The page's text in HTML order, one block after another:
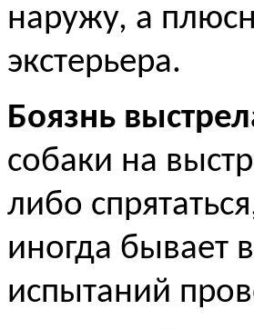
наружу, а
экстерьера.
Боязнь
собаки на
либо
иногда бывает
испытаний